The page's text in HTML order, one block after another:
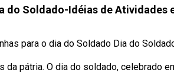
do Soldado-Idéias de Atividades
para o dia do Soldado Dia do
da pátria. O dia do soldado, celebrado